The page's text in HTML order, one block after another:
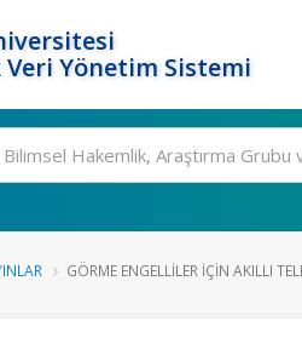
Yönetim Sistemi
GÖRME ENGELLILER IÇIN AKILLI